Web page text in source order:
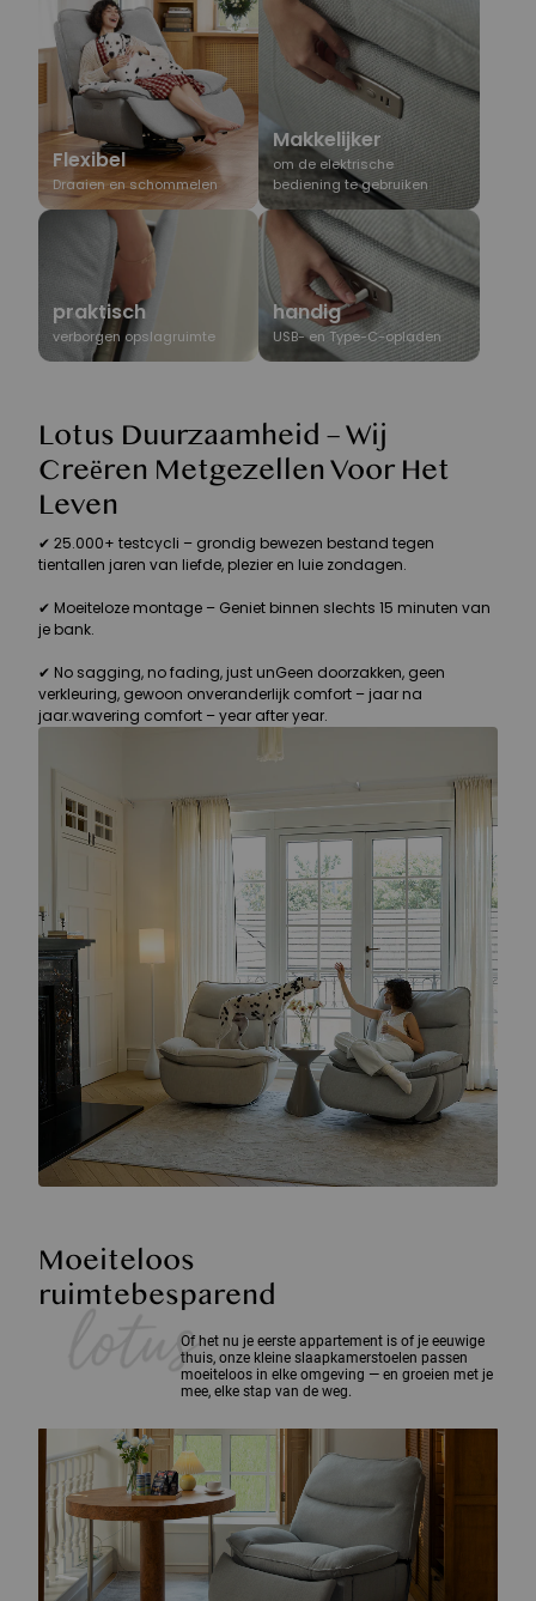
Flexibel
Draaien en schommelen
Makkelijker
om de elektrische
bediening te gebruiken
praktisch
verborgen opslagruimte
handig
USB- en Type-C-opladen
Lotus Duurzaamheid – Wij
Creëren Metgezellen Voor Het
Leven
✔ 25.000+ testcycli – grondig bewezen bestand tegen
tientallen jaren van liefde, plezier en luie zondagen.
✔ Moeiteloze montage – Geniet binnen slechts 15 minuten van
je bank.
✔ No sagging, no fading, just unGeen doorzakken, geen
verkleuring, gewoon onveranderlijk comfort – jaar na
jaar.wavering comfort – year after year.
Moeiteloos
ruimtebesparend
Of het nu je eerste appartement is of je eeuwige
thuis, onze kleine slaapkamerstoelen passen
moeiteloos in elke omgeving — en groeien met je
mee, elke stap van de weg.